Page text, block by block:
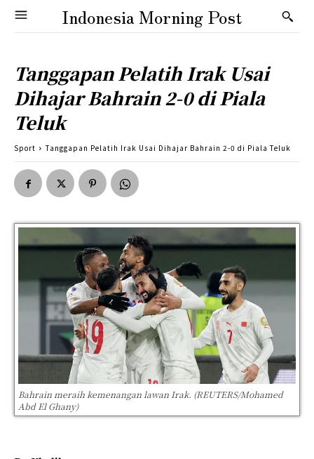
Indonesia Morning Post
Tanggapan Pelatih Irak Usai
Dihajar Bahrain 2-0 di Piala
Teluk
Sport Tanggapan Pelatih Irak Usai Dihajar Bahrain 2-0 di Piala Teluk
Bahrain meraih kemenangan lawan Irak. (REUTERS/Mohamed
Abd El Ghany)